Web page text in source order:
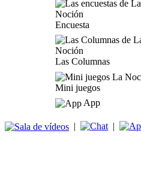
Encuesta
Las Columnas
Mini juegos
App
| |